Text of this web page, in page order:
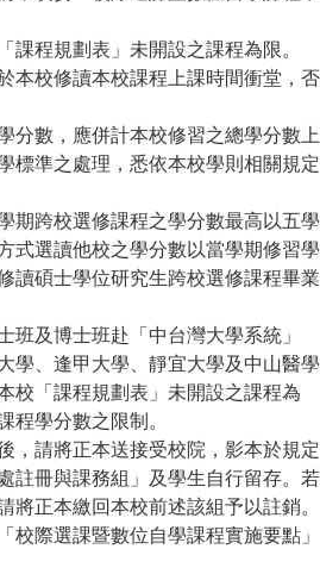
課程規劃表」未開設之課程為限。
本校修讀本校課程上課時間衝堂，否
分數，應併計本校修習之總學分數上
標準之處理，悉依本校學則相關規定
期跨校選修課程之學分數最高以五學
式選讀他校之學分數以當學期修習學
讀碩士學位研究生跨校選修課程畢業
班及博士班赴「中台灣大學系統」
學、逢甲大學、靜宜大學及中山醫學
校「課程規劃表」未開設之課程為
程學分數之限制。
，請將正本送接受校院，影本於規定
註冊與課務組」及學生自行留存。若
將正本繳回本校前述該組予以註銷。
校際選課暨數位自學課程實施要點」